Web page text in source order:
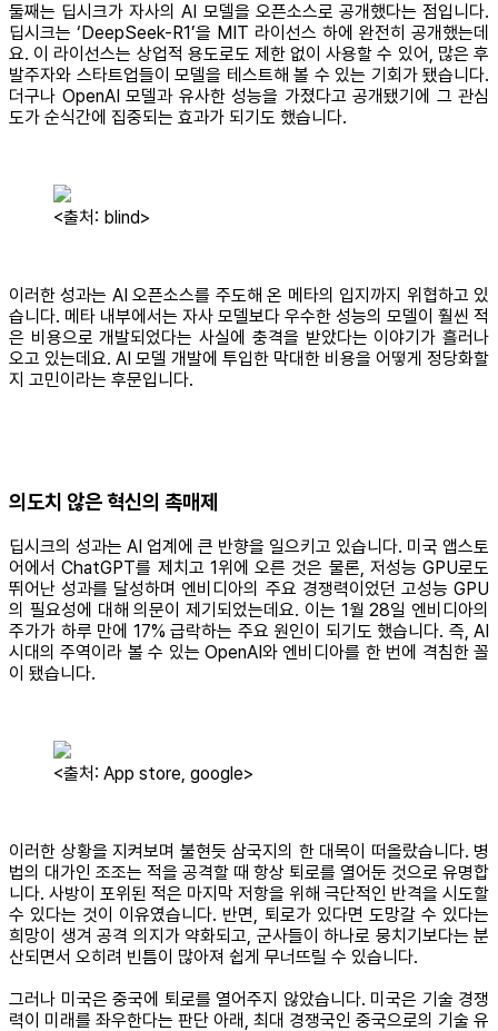
둘째는 딥시크가 자사의 AI 모델을 오픈소스로 공개했다는 점입니다.
딥시크는 ‘DeepSeek-R1’을 MIT 라이선스 하에 완전히 공개했는데
요. 이 라이선스는 상업적 용도로도 제한 없이 사용할 수 있어, 많은 후
발주자와 스타트업들이 모델을 테스트해 볼 수 있는 기회가 됐습니다.
더구나 OpenAI 모델과 유사한 성능을 가졌다고 공개됐기에 그 관심
도가 순식간에 집중되는 효과가 되기도 했습니다.
<출처: blind>
이러한 성과는 AI 오픈소스를 주도해 온 메타의 입지까지 위협하고 있
습니다. 메타 내부에서는 자사 모델보다 우수한 성능의 모델이 훨씬 적
은 비용으로 개발되었다는 사실에 충격을 받았다는 이야기가 흘러나
오고 있는데요. AI 모델 개발에 투입한 막대한 비용을 어떻게 정당화할
지 고민이라는 후문입니다.
의도치 않은 혁신의 촉매제
딥시크의 성과는 AI 업계에 큰 반향을 일으키고 있습니다. 미국 앱스토
어에서 ChatGPT를 제치고 1위에 오른 것은 물론, 저성능 GPU로도
뛰어난 성과를 달성하며 엔비디아의 주요 경쟁력이었던 고성능 GPU
의 필요성에 대해 의문이 제기되었는데요. 이는 1월 28일 엔비디아의
주가가 하루 만에 17% 급락하는 주요 원인이 되기도 했습니다. 즉, AI
시대의 주역이라 볼 수 있는 OpenAI와 엔비디아를 한 번에 격침한 꼴
이 됐습니다.
<출처: App store, google>
이러한 상황을 지켜보며 불현듯 삼국지의 한 대목이 떠올랐습니다. 병
법의 대가인 조조는 적을 공격할 때 항상 퇴로를 열어둔 것으로 유명합
니다. 사방이 포위된 적은 마지막 저항을 위해 극단적인 반격을 시도할
수 있다는 것이 이유였습니다. 반면, 퇴로가 있다면 도망갈 수 있다는
희망이 생겨 공격 의지가 약화되고, 군사들이 하나로 뭉치기보다는 분
산되면서 오히려 빈틈이 많아져 쉽게 무너뜨릴 수 있습니다.
그러나 미국은 중국에 퇴로를 열어주지 않았습니다. 미국은 기술 경쟁
력이 미래를 좌우한다는 판단 아래, 최대 경쟁국인 중국으로의 기술 유